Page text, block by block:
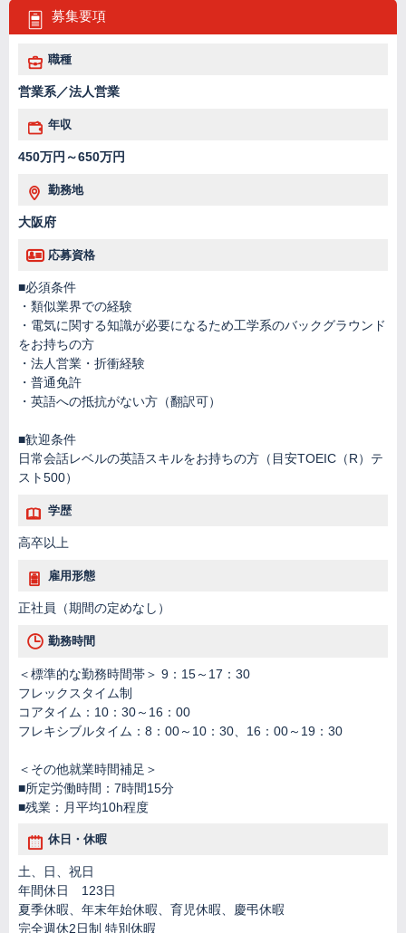
募集要項
職種
営業系／法人営業
年収
450万円～650万円
勤務地
大阪府
応募資格
■必須条件
・類似業界での経験
・電気に関する知識が必要になるため工学系のバックグラウンド
をお持ちの方
・法人営業・折衝経験
・普通免許
・英語への抵抗がない方（翻訳可）
■歓迎条件
日常会話レベルの英語スキルをお持ちの方（目安TOEIC（R）テ
スト500）
学歴
高卒以上
雇用形態
正社員（期間の定めなし）
勤務時間
＜標準的な勤務時間帯＞ 9：15～17：30
フレックスタイム制
コアタイム：10：30～16：00
フレキシブルタイム：8：00～10：30、16：00～19：30
＜その他就業時間補足＞
■所定労働時間：7時間15分
■残業：月平均10h程度
休日・休暇
土、日、祝日
年間休日 123日
夏季休暇、年末年始休暇、育児休暇、慶弔休暇
完全週休2日制 特別休暇